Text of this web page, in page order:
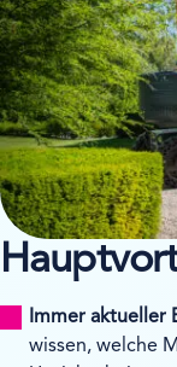
Immer aktueller
wissen, welche